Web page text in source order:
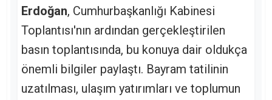
Erdoğan, Cumhurbaşkanlığı Kabinesi
Toplantısı'nın ardından gerçekleştirilen
basın toplantısında, bu konuya dair oldukça
önemli bilgiler paylaştı. Bayram tatilinin
uzatılması, ulaşım yatırımları ve toplumun